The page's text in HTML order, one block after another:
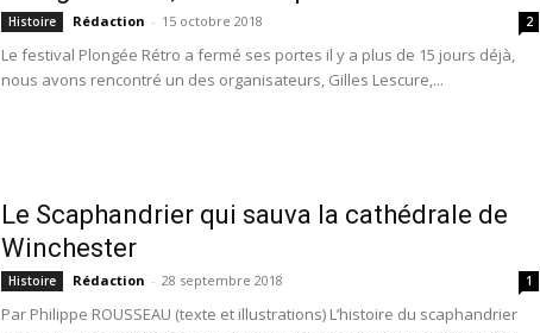
Histoire Rédaction - 15 octobre 2018 2
Le festival Plongée Rétro a fermé ses portes il y a plus de 15 jours déjà,
nous avons rencontré un des organisateurs, Gilles Lescure,...
Le Scaphandrier qui sauva la cathédrale de
Winchester
Histoire Rédaction - 28 septembre 2018 1
Par Philippe ROUSSEAU (texte et illustrations) L’histoire du scaphandrier